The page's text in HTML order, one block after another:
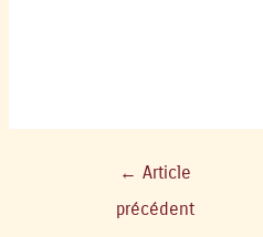
← Article
précédent